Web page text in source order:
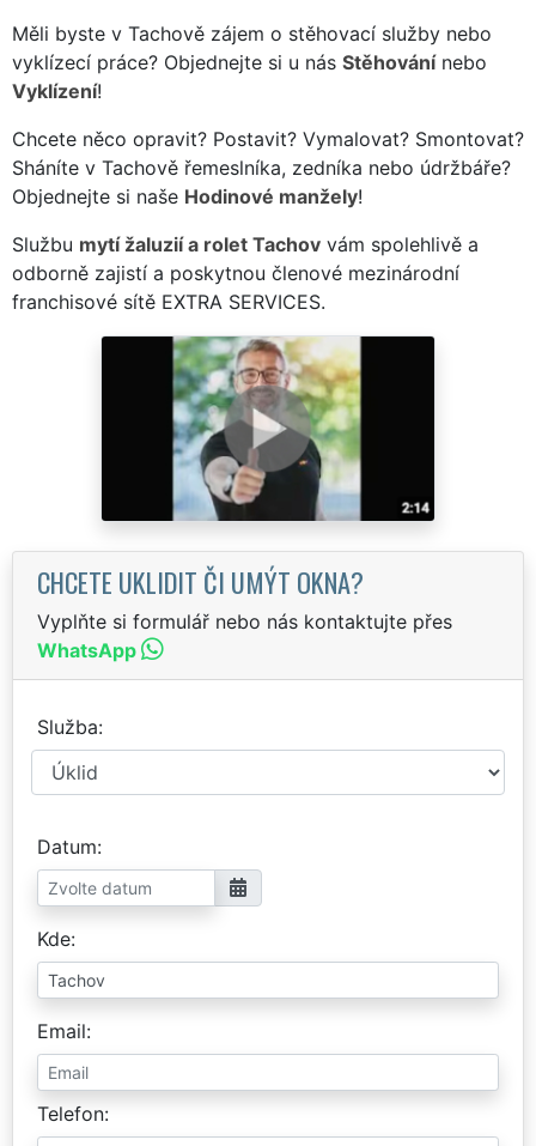
Měli byste v Tachově zájem o stěhovací služby nebo
vyklízecí práce? Objednejte si u nás Stěhovánínebo
Vyklízení!
Chcete něco opravit? Postavit? Vymalovat? Smontovat?
Sháníte v Tachově řemeslníka, zedníka nebo údržbáře?
Objednejte si naše Hodinové manžely!
Službu mytí žaluzií a rolet Tachov vám spolehlivě a
odborně zajistí a poskytnou členové mezinárodní
franchisové sítě EXTRA SERVICES.
CHCETE UKLIDIT ČI UMÝT OKNA?
Vyplňte si formulář nebo nás kontaktujte přes
WhatsApp
Služba
Datum
Kde
Email
Telefon